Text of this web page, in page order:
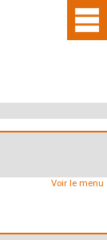
Voir le menu